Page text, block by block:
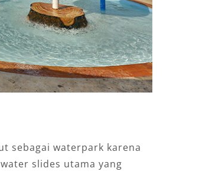
sebagai waterpark karena
slides utama yang